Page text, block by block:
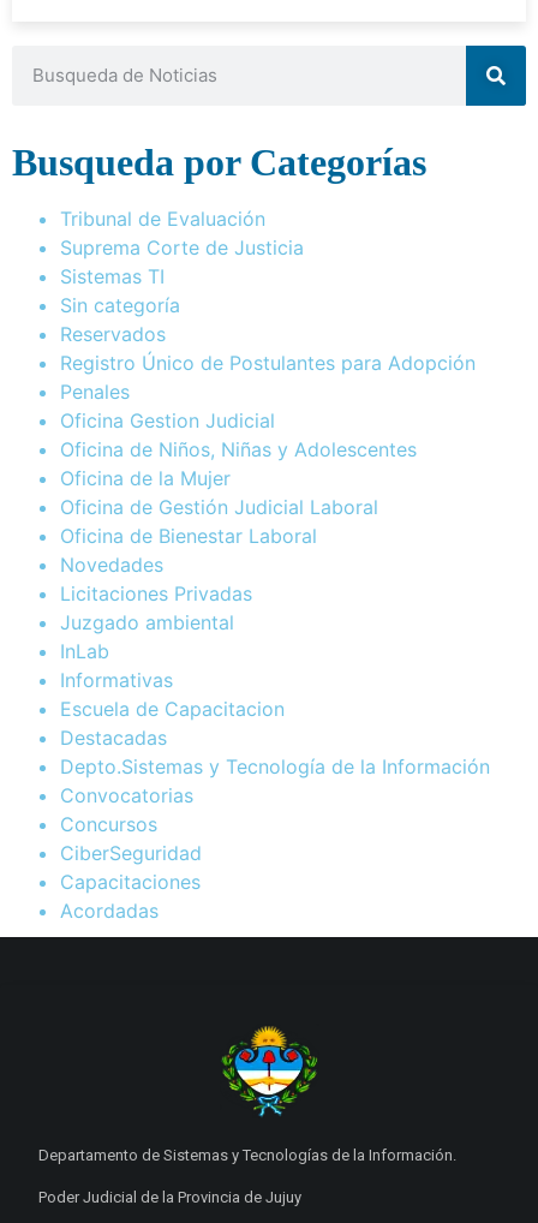
Busqueda por Categorías
Tribunal de Evaluación
Suprema Corte de Justicia
Sistemas TI
Sin categoría
Reservados
Registro Único de Postulantes para Adopción
Penales
Oficina Gestion Judicial
Oficina de Niños, Niñas y Adolescentes
Oficina de la Mujer
Oficina de Gestión Judicial Laboral
Oficina de Bienestar Laboral
Novedades
Licitaciones Privadas
Juzgado ambiental
InLab
Informativas
Escuela de Capacitacion
Destacadas
Depto.Sistemas y Tecnología de la Información
Convocatorias
Concursos
CiberSeguridad
Capacitaciones
Acordadas
Departamento de Sistemas y Tecnologías de la Información.
Poder Judicial de la Provincia de Jujuy